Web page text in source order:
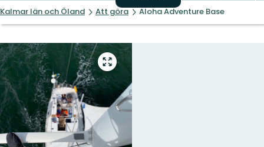
Kalmar län och Öland Att göra Aloha Adventure Base
Gå
till
helskärmsläge